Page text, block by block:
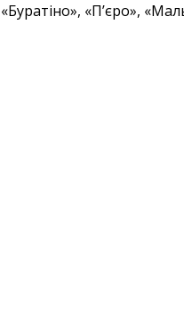
«Буратіно», «П’єро»,